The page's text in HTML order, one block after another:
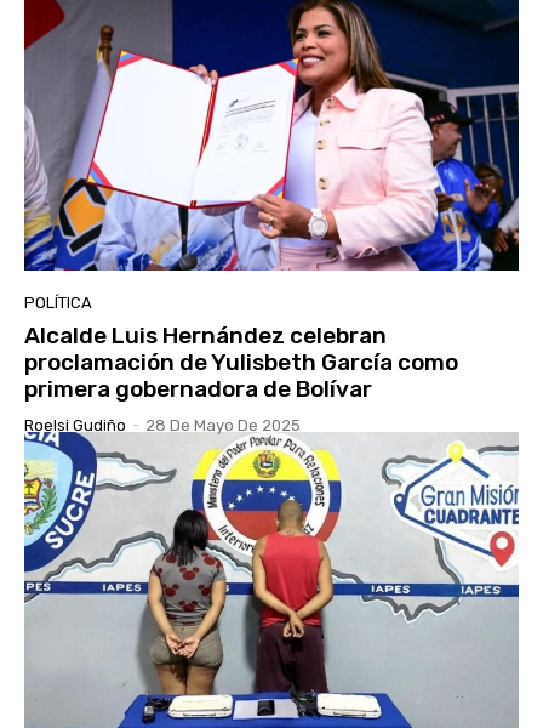
POLÍTICA
Alcalde Luis Hernández celebran
proclamación de Yulisbeth García como
primera gobernadora de Bolívar
Roelsi Gudiño - 28 De Mayo De 2025